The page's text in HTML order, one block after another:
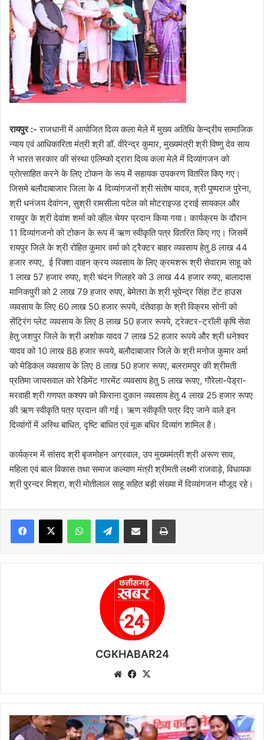
रायपुर :-राजधानी में आयोजित दिव्य कला मेले में मुख्य अतिथि केन्द्रीय सामाजिक
न्याय एवं आधिकारिता मंत्री श्री डॉ. वीरेन्द्र कुमार, मुख्यमंत्री श्री विष्णु देव साय
ने भारत सरकार की संस्था एलिम्को द्रारा दिव्य कला मेले में दिव्यांगजन को
प्रोत्साहित करने के लिए टोकन के रूप में सहायक उपकरण वितरित किए गए।
जिसमे बलौदाबाजार जिला के 4 दिव्यांगजनों श्री संतोष यादव, श्री पुष्पराज पुरेना,
श्री धनंजय देवांगन, सुश्री रामसीला पटेल को मोटराइज्ड ट्राई सायकल और
रायपुर के श्री देवांश शर्मा को व्हील चेयर प्रदान किया गया। कार्यक्रम के दौरान
11 दिव्यांगजनो को टोकन के रूप में ऋण स्वीकृति पत्र वितरित किए गए। जिसमें
रायपुर जिले के श्री रोहित कुमार वर्मा को ट्रैक्टर बाहर व्यवसाय हेतु 8 लाख 44
हजार रुपए, ई रिक्शा वाहन क्रय व्यवसाय के लिए क्रमशरू श्री सेवाराम साहू को
1 लाख 57 हजार रुपए, श्री चंदन गिलहरे को 3 लाख 44 हजार रुपए, बालादास
मानिकपुरी को 2 लाख 79 हजार रुपए, बेमेतरा के श्री भूपेन्द्र सिंहा टेंट हाउस
व्यवसाय के लिए 60 लाख 50 हजार रूपये, दंतेवाड़ा के श्री विक्रम सोनी को
सेंट्रिंग प्लेट व्यवसाय के लिए 8 लाख 50 हजार रूपये, ट्रेक्टर-ट्रॉली कृषि सेवा
हेतु जशपुर जिले के श्री अशोक यादव 7 लाख 52 हजार रूपये और श्री धनेश्वर
यादव को 10 लाख 88 हजार रूपये, बलौदाबाजार जिले के श्री मनोज कुमार वर्मा
को मेडिकल व्यवसाय के लिए 8 लाख 50 हजार रूपए, बलरामपुर की श्रीमती
प्रतिमा जायसवाल को रेडिमेंट गारमेंट व्यवसाय हेतु 5 लाख रूपए, गौरेला-पेड्रा-
मरवाही श्री गणपत कश्यप को किराना दुकान व्यवसाय हेतु 4 लाख 25 हजार रूपए
की ऋण स्वीकृति पत्र प्रदान की गई। ऋण स्वीकृति पत्र दिए जाने वाले इन
दिव्यांगों में अस्थि बाधित, दृष्टि बाधित एवं मूक बधिर दिव्यांग शामिल है।
कार्यक्रम में सांसद श्री बृजमोहन अग्रवाल, उप मुख्यमंत्री श्री अरूण साव,
महिला एवं बाल विकास तथा समाज कल्याण मंत्री श्रीमती लक्ष्मी राजवाड़े, विधायक
श्री पुरन्दर मिश्रा, श्री मोतीलाल साहू सहित बड़ी संख्या में दिव्यांगजन मौजूद रहे।
Telegram
CGKHABAR24
We
te
Fa
bo
ok
कें
द्री